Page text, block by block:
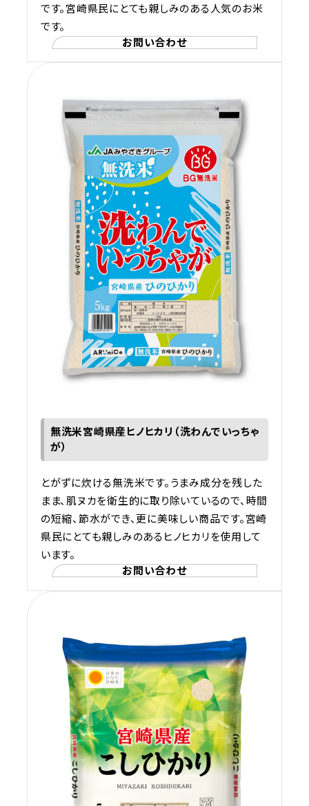
です。宮崎県民にとても親しみのある人気のお米
です。
お問い合わせ
無洗米宮崎県産ヒノヒカリ（洗わんでいっちゃ
が）
とがずに炊ける無洗米です。うまみ成分を残した
まま、肌ヌカを衛生的に取り除いているので、時間
の短縮、節水ができ、更に美味しい商品です。宮崎
県民にとても親しみのあるヒノヒカリを使用して
います。
お問い合わせ